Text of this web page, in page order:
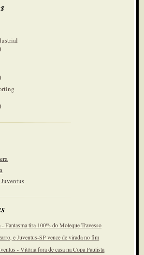
mas bateu e voltou
e evita o terceiro
renda: R$ 18420,00
entra John Egito
na área, atacante chegou
O placar agora é
X 2 Linense.
Fantasma tira 100% do Moleque Travesso
e Juventus-SP vence de virada no fim
- Vitória fora de casa na Copa Paulista